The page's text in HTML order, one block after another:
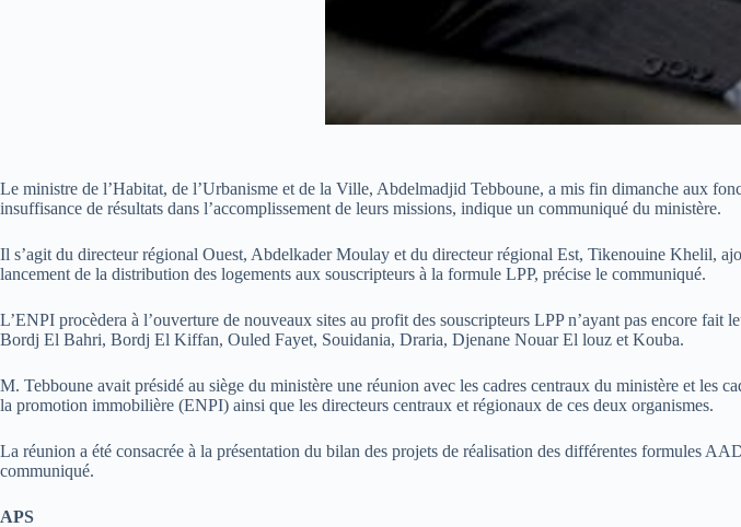
Le ministre de l’Habitat, de l’Urbanisme et de la Ville, Abdelmadjid Tebboune, a mis fin dimanche aux
insuffisance de résultats dans l’accomplissement de leurs missions, indique un communiqué du ministère.
Il s’agit du directeur régional Ouest, Abdelkader Moulay et du directeur régional Est, Tikenouine Khelil,
lancement de la distribution des logements aux souscripteurs à la formule LPP, précise le communiqué.
L’ENPI procèdera à l’ouverture de nouveaux sites au profit des souscripteurs LPP n’ayant pas encore
Bordj El Bahri, Bordj El Kiffan, Ouled Fayet, Souidania, Draria, Djenane Nouar El louz et Kouba.
M. Tebboune avait présidé au siège du ministère une réunion avec les cadres centraux du ministère et
la promotion immobilière (ENPI) ainsi que les directeurs centraux et régionaux de ces deux organismes.
La réunion a été consacrée à la présentation du bilan des projets de réalisation des différentes formules
communiqué.
APS